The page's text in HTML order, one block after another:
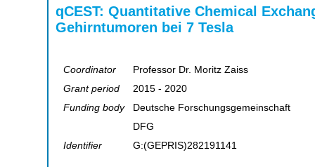
qCEST: Quantitative Chemical
Gehirntumoren bei 7 Tesla
Coordinator
Professor Dr. Moritz Zaiss
Grant period
2015 - 2020
Funding body
Deutsche Forschungsgemeinschaft
DFG
Identifier
G:(GEPRIS)282191141